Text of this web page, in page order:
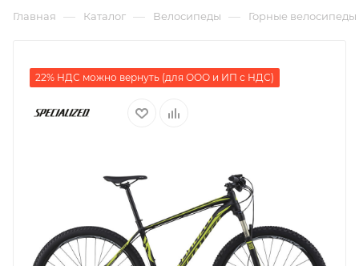
Главная — Каталог — Велосипеды — Горные велосипеды
22% НДС можно вернуть (для ООО и ИП с НДС)